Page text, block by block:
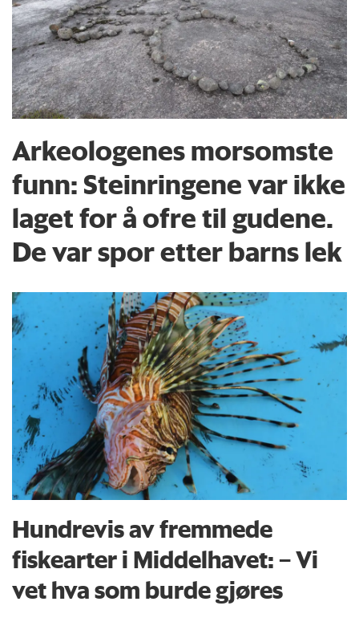
Arkeologenes morsomste
funn: Steinringene var ikke
laget for å ofre til gudene.
De var spor etter barns lek
Hundrevis av fremmede
fiskearter i Middelhavet: – Vi
vet hva som burde gjøres